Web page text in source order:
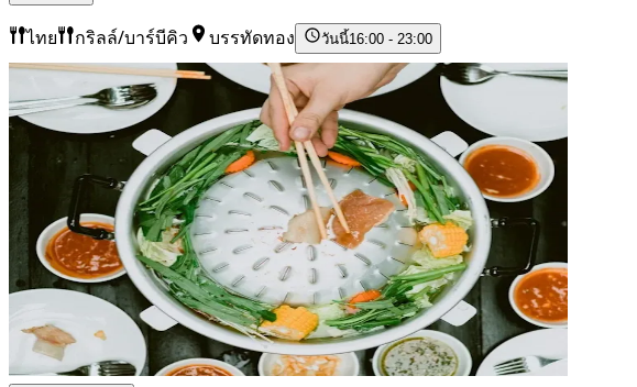
ไทย กริลล์/บาร์บีคิว บรรทัดทอง วันนี้16:00 - 23:00